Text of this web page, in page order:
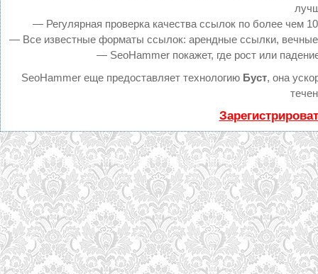
— Регулярная проверка качества ссылок по более чем
— Все известные форматы ссылок: арендные ссылки,
— SeoHammer покажет, где рост или
SeoHammer еще предоставляет технологию Буст, она